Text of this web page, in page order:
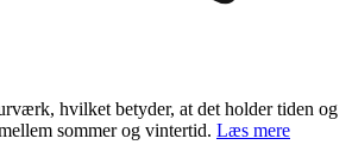
hvilket betyder, at det holder tiden og
sommer og vintertid. Læs mere